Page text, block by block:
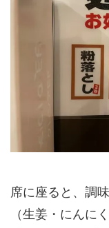
席に座ると、調
（生姜・にんに